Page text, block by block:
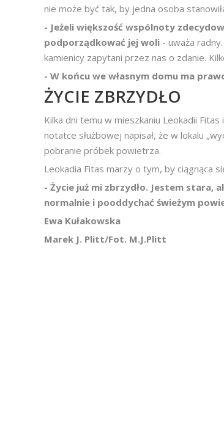
nie może być tak, by jedna osoba
- Jeżeli większość wspólnoty
podporządkować jej woli - uważa
kamienicy zapytani przez nas o zdanie.
- W końcu we własnym domu ma
ŻYCIE ZBRZYDŁO
Kilka dni temu w mieszkaniu Leokadii
notatce służbowej napisał, że w lokalu
pobranie próbek powietrza.
Leokadia Fitas marzy o tym, by ciągnąca
- Życie już mi zbrzydło. Jestem stara,
normalnie i pooddychać świeżym
Ewa Kułakowska
Marek J. Plitt/Fot. M.J.Plitt